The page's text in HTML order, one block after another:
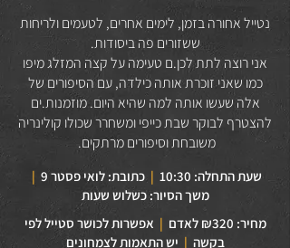
נטייל אחורה בזמן, לימים אחרים, לטעמים ולריחות
ששזורים פה ביסודות.
אני רוצה לתת לכן.ם טעימה על קצה המזלג מיפו
כמו שאני זוכרת אותה כילדה, עם הסיפורים של
אלה שעשו אותה למה שהיא היום. מוזמנות.ים
להצטרף לבוקר שבת כייפי ומשחרר שכולו קולינריה
משובחת וסיפורים מרתקים.
שעת התחלה: 10:30 | כתובת: לואי פסטר 9
|
משך הסיור: כשלוש שעות
מחיר: ₪320 לאדם
| אפשרות לכושר סטייל לפי
בקשה | יש התאמות לצמחונים